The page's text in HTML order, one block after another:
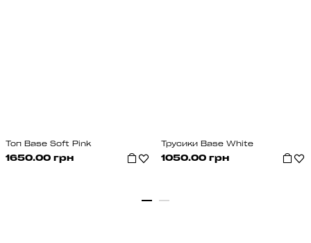
Топ Base Soft Pink
1650.00 грн
Трусики Base White
1050.00 грн